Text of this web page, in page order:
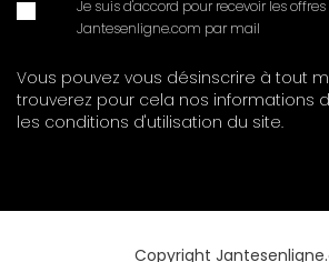
Je suis d'accord pour recevoir les
Jantesenligne.com par mail
Vous pouvez vous désinscrire à tout
trouverez pour cela nos informations
les conditions d'utilisation du site.
Copyright